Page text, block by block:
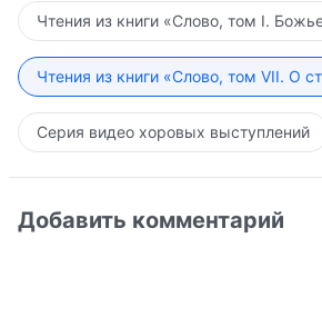
Чтения из книги «Слово, том I.
Чтения из книги «Слово, том VII. О
Серия видео хоровых выступлений
Добавить комментарий